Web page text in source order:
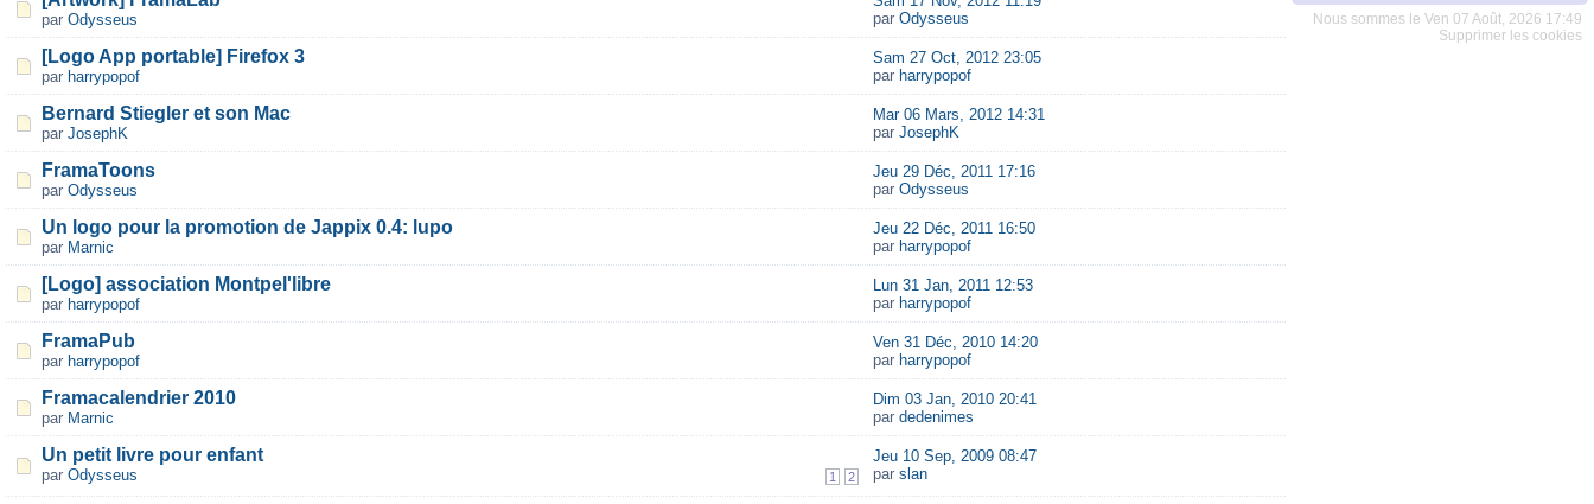
Nous sommes le Ven 07 Août, 2026 17:49
Supprimer les cookies
par Odysseus
par Odysseus
[Logo App portable] Firefox 3
par harrypopof
Sam 27 Oct, 2012 23:05
par harrypopof
Bernard Stiegler et son Mac
par JosephK
Mar 06 Mars, 2012 14:31
par JosephK
FramaToons
par Odysseus
Jeu 29 Déc, 2011 17:16
par Odysseus
Un logo pour la promotion de Jappix 0.4: lupo
par Marnic
Jeu 22 Déc, 2011 16:50
par harrypopof
[Logo] association Montpel'libre
par harrypopof
Lun 31 Jan, 2011 12:53
par harrypopof
FramaPub
par harrypopof
Ven 31 Déc, 2010 14:20
par harrypopof
Framacalendrier 2010
par Marnic
Dim 03 Jan, 2010 20:41
par dedenimes
Un petit livre pour enfant
1 2
par Odysseus
Jeu 10 Sep, 2009 08:47
par slan